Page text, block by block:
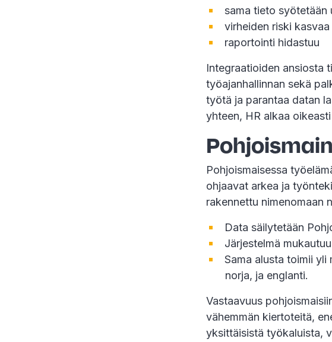
sama tieto syötetään
virheiden riski kasvaa
raportointi hidastuu
Integraatioiden ansiosta
työajanhallinnan sekä
työtä ja parantaa datan
yhteen, HR alkaa
Pohjoismaisessa
ohjaavat arkea ja
rakennettu nimenomaan
Data säilytetään
Järjestelmä
Sama alusta toimii yli
norja, ja englanti.
Vastaavuus
vähemmän kiertoteitä,
yksittäisistä työkaluista,